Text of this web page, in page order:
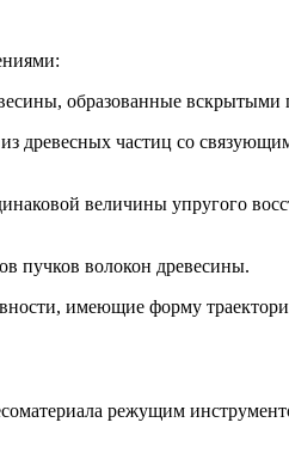
образованные вскрытыми
древесных частиц со
величины упругого
пучков волокон древесины.
имеющие форму
режущим